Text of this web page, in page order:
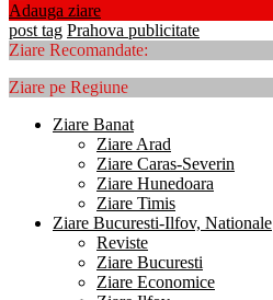
Adauga ziare
post tag Prahova publicitate
Ziare Recomandate:
Ziare pe Regiune
Ziare Banat
Ziare Arad
Ziare Caras-Severin
Ziare Hunedoara
Ziare Timis
Ziare Bucuresti-Ilfov, Nationale
Reviste
Ziare Bucuresti
Ziare Economice